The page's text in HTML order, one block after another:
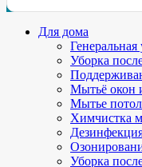
Для дома
Генеральная
Уборка
Мытьё окон
Мытье
Химчистка
Уборка